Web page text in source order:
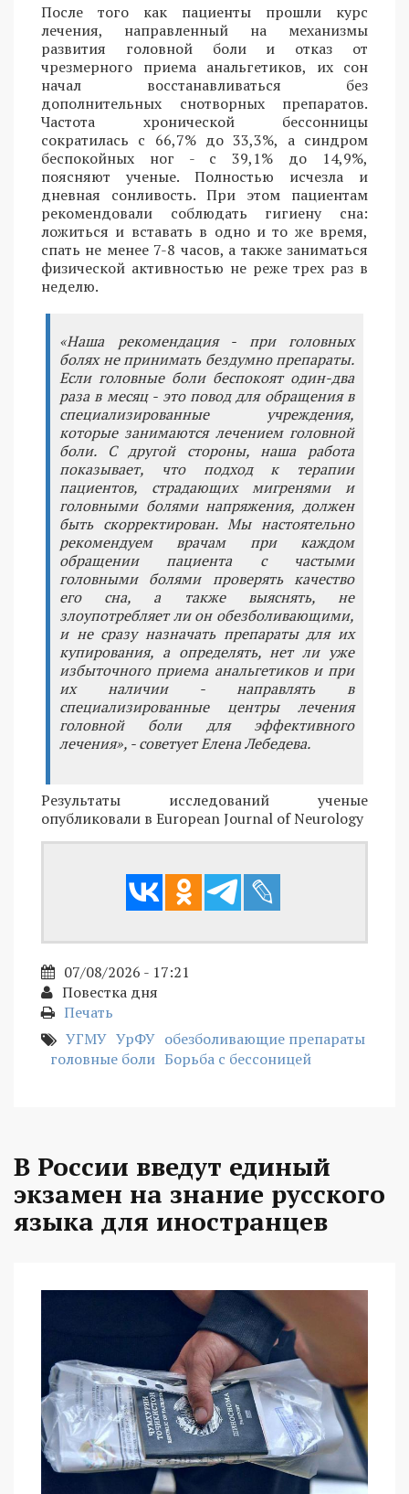
После того как пациенты прошли курс
лечения, направленный на механизмы
развития головной боли и отказ от
чрезмерного приема анальгетиков, их сон
начал восстанавливаться без
дополнительных снотворных препаратов.
Частота хронической бессонницы
сократилась с 66,7% до 33,3%, а синдром
беспокойных ног - с 39,1% до 14,9%,
поясняют ученые. Полностью исчезла и
дневная сонливость. При этом пациентам
рекомендовали соблюдать гигиену сна:
ложиться и вставать в одно и то же время,
спать не менее 7-8 часов, а также заниматься
физической активностью не реже трех раз в
неделю.
«Наша рекомендация - при головных
болях не принимать бездумно препараты.
Если головные боли беспокоят один-два
раза в месяц - это повод для обращения в
специализированные учреждения,
которые занимаются лечением головной
боли. С другой стороны, наша работа
показывает, что подход к терапии
пациентов, страдающих мигренями и
головными болями напряжения, должен
быть скорректирован. Мы настоятельно
рекомендуем врачам при каждом
обращении пациента с частыми
головными болями проверять качество
его сна, а также выяснять, не
злоупотребляет ли он обезболивающими,
и не сразу назначать препараты для их
купирования, а определять, нет ли уже
избыточного приема анальгетиков и при
их наличии - направлять в
специализированные центры лечения
головной боли для эффективного
лечения», - советует Елена Лебедева.
Результаты исследований ученые
опубликовали в European Journal of Neurology
07/08/2026 - 17:21
Повестка дня
Печать
УГМУ УрФУ обезболивающие препараты
головные боли Борьба с бессоницей
В России введут единый
экзамен на знание русского
языка для иностранцев